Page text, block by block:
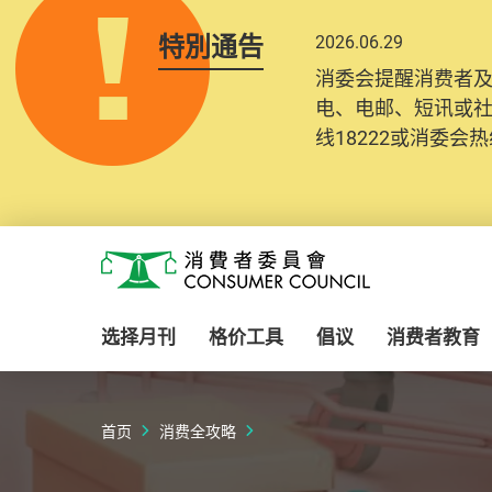
特別通告 2026.06.29
消委会提醒消费者
电、电邮、短讯或
线18222或消委会
消费者委员会
选择月刊 格价工具 倡议 消费者教育
首页 消费全攻略